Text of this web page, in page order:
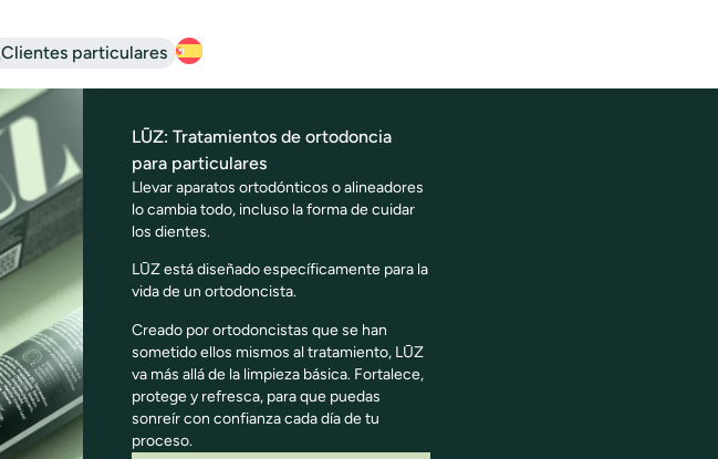
Clientes particulares
LŪZ: Tratamientos de ortodoncia
para particulares
Llevar aparatos ortodónticos o alineadores
lo cambia todo, incluso la forma de cuidar
los dientes.
LŪZ está diseñado específicamente para la
vida de un ortodoncista.
Creado por ortodoncistas que se han
sometido ellos mismos al tratamiento, LŪZ
va más allá de la limpieza básica. Fortalece,
protege y refresca, para que puedas
sonreír con confianza cada día de tu
proceso.